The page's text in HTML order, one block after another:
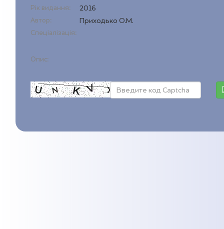
Рік видання: 2016
Автор: Приходько О.М.
Спеціалізація:
Опис: